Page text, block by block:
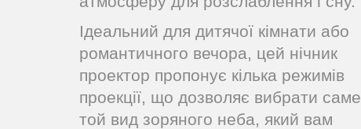
Ідеальний для дитячої кімнати або
романтичного вечора, цей нічник
проектор пропонує кілька режимів
проекції, що дозволяє вибрати саме
той вид зоряного неба, який вам